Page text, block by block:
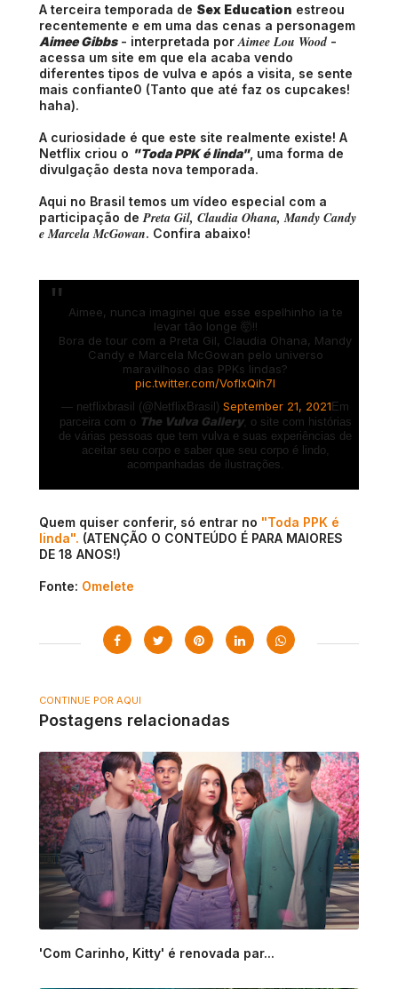
A terceira temporada de Sex Education estreou
recentemente e em uma das cenas a personagem
Aimee Gibbs- interpretada por Aimee Lou Wood -
acessa um site em que ela acaba vendo
diferentes tipos de vulva e após a visita, se sente
mais confiante0 (Tanto que até faz os cupcakes!
haha).
A curiosidade é que este site realmente existe! A
Netflix criou o "Toda PPK é linda", uma forma de
divulgação desta nova temporada.
Aqui no Brasil temos um vídeo especial com a
participação de Preta Gil, Claudia Ohana, Mandy Candy
e Marcela McGowan. Confira abaixo!
Aimee, nunca imaginei que esse espelhinho ia te
levar tão longe 🤯!!
Bora de tour com a Preta Gil, Claudia Ohana, Mandy
Candy e Marcela McGowan pelo universo
maravilhoso das PPKs lindas?
pic.twitter.com/VofIxQih7l
— netflixbrasil (@NetflixBrasil)September 21, 2021 Em
parceira com o The Vulva Gallery, o site com histórias
de várias pessoas que tem vulva e suas experiências de
aceitar seu corpo e saber que seu corpo é lindo,
acompanhadas de ilustrações.
Quem quiser conferir, só entrar no "Toda PPK é
linda". (ATENÇÃO O CONTEÚDO É PARA MAIORES
DE 18 ANOS!)
Fonte: Omelete
CONTINUE POR AQUI
Postagens relacionadas
'Com Carinho, Kitty' é renovada par...